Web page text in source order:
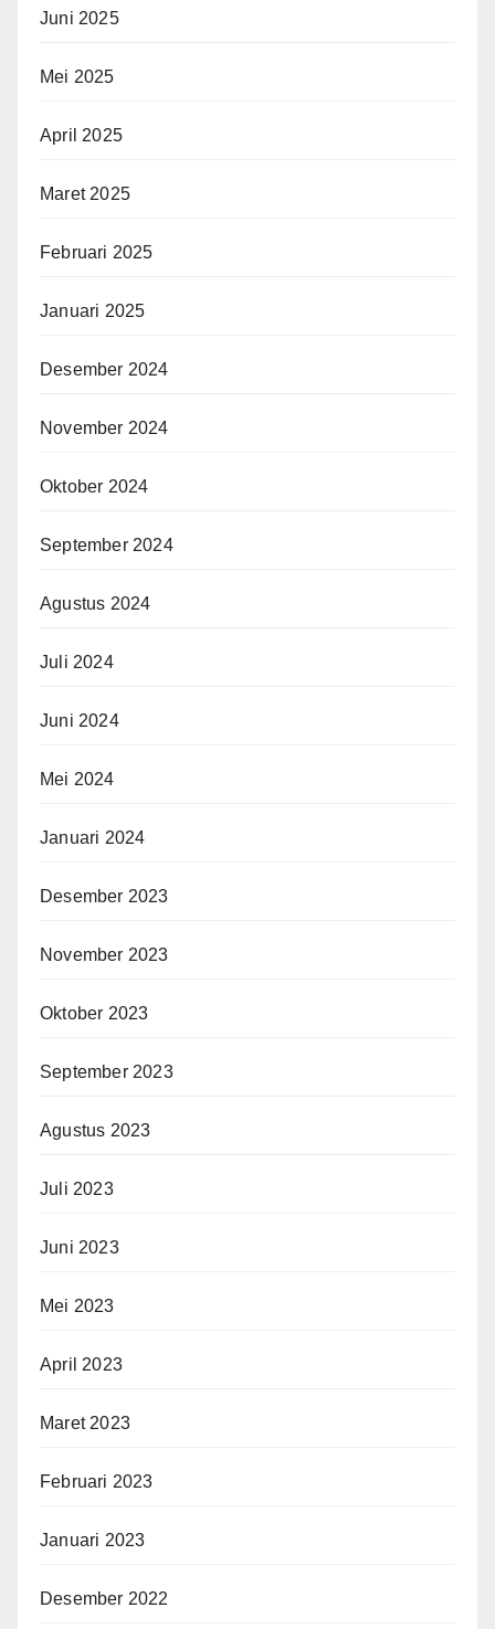
Juni 2025
Mei 2025
April 2025
Maret 2025
Februari 2025
Januari 2025
Desember 2024
November 2024
Oktober 2024
September 2024
Agustus 2024
Juli 2024
Juni 2024
Mei 2024
Januari 2024
Desember 2023
November 2023
Oktober 2023
September 2023
Agustus 2023
Juli 2023
Juni 2023
Mei 2023
April 2023
Maret 2023
Februari 2023
Januari 2023
Desember 2022